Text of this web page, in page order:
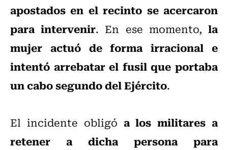
apostados en el recinto se acercaron
para intervenir. En ese momento,la
mujer actuó de forma irracional e
intentó arrebatar el fusil que portaba
un cabo segundo del Ejército.
El incidente obligó a los militares a
retener a dicha persona para